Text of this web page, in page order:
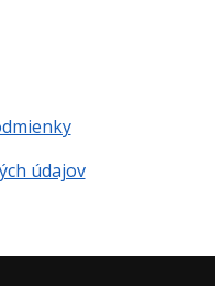
údajov